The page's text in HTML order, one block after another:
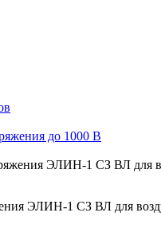
до 1000 В
ЭЛИН-1 СЗ ВЛ для